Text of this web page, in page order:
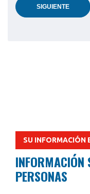
SIGUIENTE
SU
INFORMACIÓN
PERSONAS